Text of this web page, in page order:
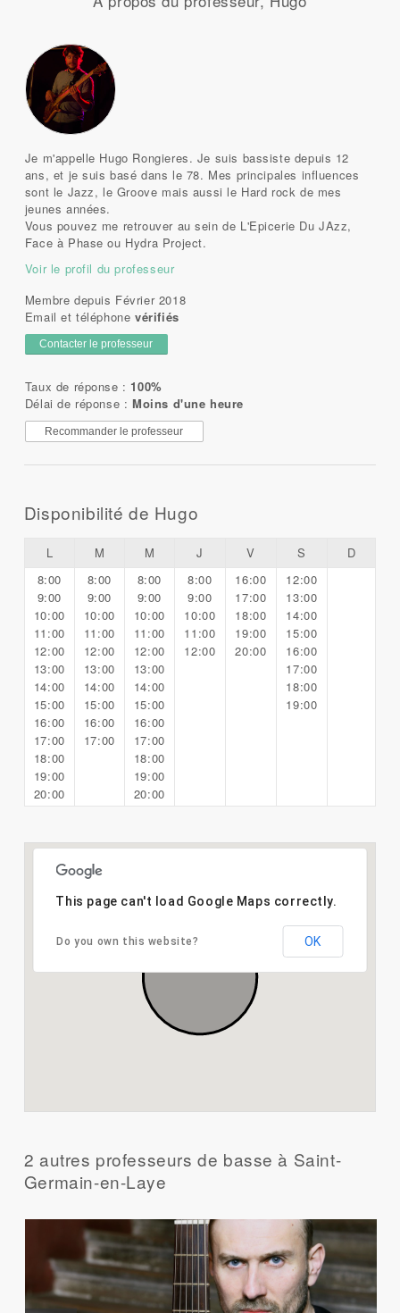
Je m'appelle Hugo Rongieres. Je suis bassiste depuis 12
ans, et je suis basé dans le 78. Mes principales influences
sont le Jazz, le Groove mais aussi le Hard rock de mes
jeunes années.
Vous pouvez me retrouver au sein de L'Epicerie Du JAzz,
Face à Phase ou Hydra Project.
Voir le profil du professeur
Membre depuis Février 2018
Email et téléphone vérifiés
Contacter le professeur
Taux de réponse : 100%
Délai de réponse : Moins d'une heure
Recommander le professeur
Disponibilité de Hugo
L M M J V S
D
8:00
9:00
10:00
11:00
12:00
13:00
14:00
15:00
16:00
17:00
18:00
19:00
20:00
8:00
9:00
10:00
11:00
12:00
13:00
14:00
15:00
16:00
17:00
8:00
9:00
10:00
11:00
12:00
13:00
14:00
15:00
16:00
17:00
18:00
19:00
20:00
8:00
9:00
10:00
11:00
12:00
16:00
17:00
18:00
19:00
20:00
12:00
13:00
14:00
15:00
16:00
17:00
18:00
19:00
This page can't load Google Maps correctly.
Do you own this website? OK
2 autres professeurs de basse à Saint-
Germain-en-Laye